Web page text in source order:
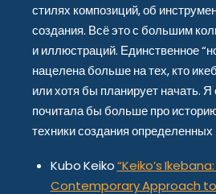
стилях композиций, об
создания. Всё это с большим
и иллюстраций. Единственное
нацелена больше на тех, кто
или хотя бы планирует начать.
почитала бы больше про
техники создания определенных
Kubo Keiko“Keiko’s
Contemporary Approach